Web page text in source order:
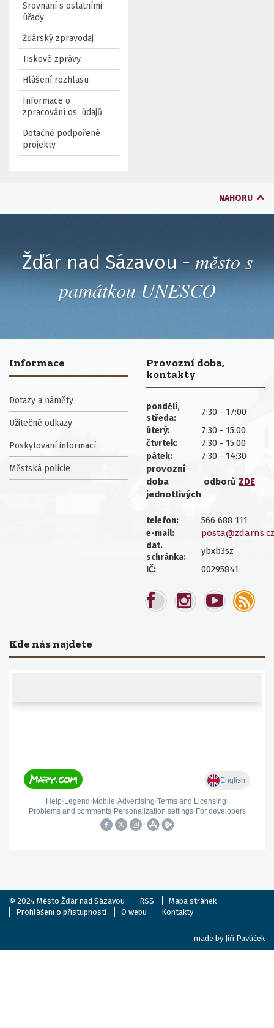
Srovnání s ostatními
úřady
Žďárský zpravodaj
Tiskové zprávy
Hlášení rozhlasu
Informace o
zpracování os. údajů
Dotačně podpořené
projekty
NAHORU
Žďár nad Sázavou - město s
památkou UNESCO
Informace
Dotazy a náměty
Užitečné odkazy
Poskytování informací
Městská policie
Provozní doba,
kontakty
pondělí,
středa:
7:30 - 17:00
úterý: 7:30 - 15:00
čtvrtek: 7:30 - 15:00
pátek:
7:30 - 14:30
provozní
doba
jednotlivých
odborů ZDE
telefon: 566 688 111
e-mail: posta@zdarns.cz
dat.
schránka:
ybxb3sz
IČ: 00295841
Kde nás najdete
© 2024 Město Žďár nad Sázavou RSS
Mapa stránek
Prohlášení o přístupnosti
O webu Kontakty
made by Jiří Pavlíček